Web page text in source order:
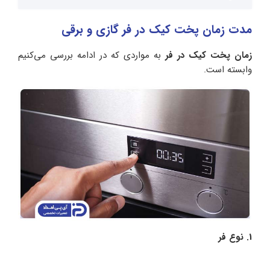
مدت زمان پخت کیک در فر گازی و برقی
زمان پخت کیک در فر به مواردی که در ادامه بررسی می‌کنیم
وابسته است.
1. نوع فر